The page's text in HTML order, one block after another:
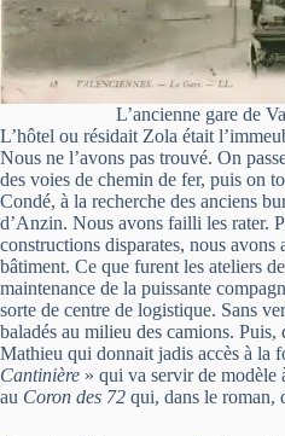
L’ancienne gare de
L’hôtel ou résidait Zola était
Nous ne l’avons pas trouvé. On
des voies de chemin de fer, puis on
Condé, à la recherche des anciens
d’Anzin. Nous avons failli les rater.
constructions disparates, nous avons
bâtiment. Ce que furent les ateliers
maintenance de la puissante
sorte de centre de logistique. Sans
baladés au milieu des camions.
Mathieu qui donnait jadis accès à la
Cantinière » qui va servir de modèle
au Coron des 72 qui, dans le roman,